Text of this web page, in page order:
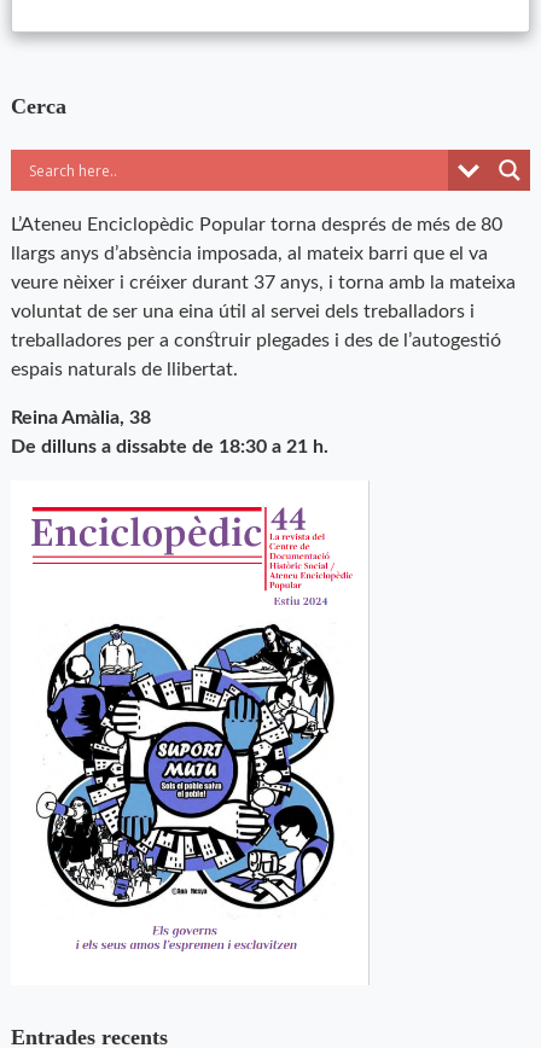
Cerca
L’Ateneu Enciclopèdic Popular torna després de més de 80
llargs anys d’absència imposada, al mateix barri que el va
veure nèixer i créixer durant 37 anys, i torna amb la mateixa
voluntat de ser una eina útil al servei dels treballadors i
treballadores per a construir plegades i des de l’autogestió
espais naturals de llibertat.
Reina Amàlia, 38
De dilluns a dissabte de 18:30 a 21 h.
Entrades recents